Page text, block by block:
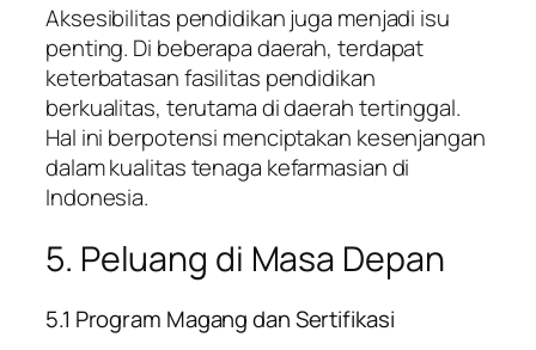
Aksesibilitas pendidikan juga menjadi isu
penting. Di beberapa daerah, terdapat
keterbatasan fasilitas pendidikan
berkualitas, terutama di daerah tertinggal.
Hal ini berpotensi menciptakan kesenjangan
dalam kualitas tenaga kefarmasian di
Indonesia.
5. Peluang di Masa Depan
5.1 Program Magang dan Sertifikasi